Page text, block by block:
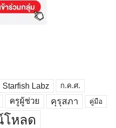
Starfish Labz ก.ค.ศ.
ครูผู้ช่วย คุรุสภา คู่มือ
โหลด